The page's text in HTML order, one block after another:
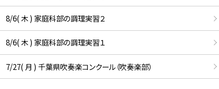
8/6( 木 ) 家庭科部の調理実習２
8/6( 木 ) 家庭科部の調理実習１
7/27( 月 ) 千葉県吹奏楽コンクール（吹奏楽部）